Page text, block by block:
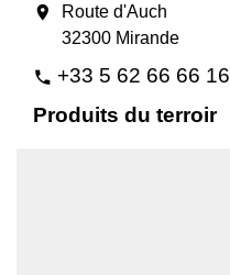
location_on
Route d'Auch
32300 Mirande
phone +33 5 62 66 66 16
Produits du terroir